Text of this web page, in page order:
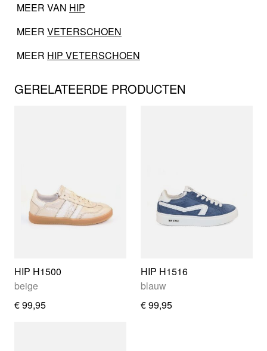
MEER VAN HIP
MEER VETERSCHOEN
MEER HIP VETERSCHOEN
GERELATEERDE PRODUCTEN
HIP H1500
beige
€ 99,95
HIP H1516
blauw
€ 99,95